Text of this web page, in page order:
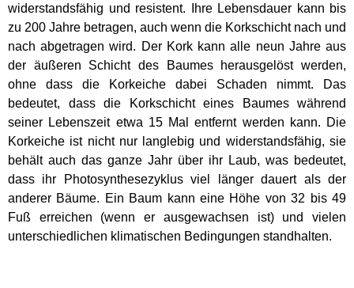
widerstandsfähig und resistent. Ihre Lebensdauer kann bis
zu 200 Jahre betragen, auch wenn die Korkschicht nach und
nach abgetragen wird. Der Kork kann alle neun Jahre aus
der äußeren Schicht des Baumes herausgelöst werden,
ohne dass die Korkeiche dabei Schaden nimmt. Das
bedeutet, dass die Korkschicht eines Baumes während
seiner Lebenszeit etwa 15 Mal entfernt werden kann. Die
Korkeiche ist nicht nur langlebig und widerstandsfähig, sie
behält auch das ganze Jahr über ihr Laub, was bedeutet,
dass ihr Photosynthesezyklus viel länger dauert als der
anderer Bäume. Ein Baum kann eine Höhe von 32 bis 49
Fuß erreichen (wenn er ausgewachsen ist) und vielen
unterschiedlichen klimatischen Bedingungen standhalten.